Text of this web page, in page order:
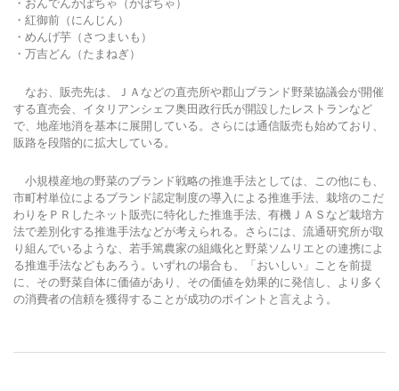
・おんでんかぼちゃ（かぼちゃ）
・紅御前（にんじん）
・めんげ芋（さつまいも）
・万吉どん（たまねぎ）
なお、販売先は、ＪＡなどの直売所や郡山ブランド野菜協議会が開催
する直売会、イタリアンシェフ奥田政行氏が開設したレストランなど
で、地産地消を基本に展開している。さらには通信販売も始めており、
販路を段階的に拡大している。
小規模産地の野菜のブランド戦略の推進手法としては、この他にも、
市町村単位によるブランド認定制度の導入による推進手法、栽培のこだ
わりをＰＲしたネット販売に特化した推進手法、有機ＪＡＳなど栽培方
法で差別化する推進手法などが考えられる。さらには、流通研究所が取
り組んでいるような、若手篤農家の組織化と野菜ソムリエとの連携によ
る推進手法などもあろう。いずれの場合も、「おいしい」ことを前提
に、その野菜自体に価値があり、その価値を効果的に発信し、より多く
の消費者の信頼を獲得することが成功のポイントと言えよう。